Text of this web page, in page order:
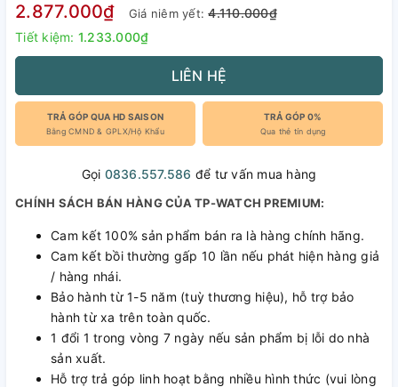
2.877.000₫ Giá niêm yết:4.110.000₫
Tiết kiệm: 1.233.000₫
LIÊN HỆ
TRẢ GÓP QUA HD SAISON
Bằng CMND & GPLX/Hộ Khẩu
TRẢ GÓP 0%
Qua thẻ tín dụng
Gọi 0836.557.586 để tư vấn mua hàng
CHÍNH SÁCH BÁN HÀNG CỦA TP-WATCH PREMIUM:
Cam kết 100% sản phẩm bán ra là hàng chính hãng.
Cam kết bồi thường gấp 10 lần nếu phát hiện hàng giả
/ hàng nhái.
Bảo hành từ 1-5 năm (tuỳ thương hiệu), hỗ trợ bảo
hành từ xa trên toàn quốc.
1 đổi 1 trong vòng 7 ngày nếu sản phẩm bị lỗi do nhà
sản xuất.
Hỗ trợ trả góp linh hoạt bằng nhiều hình thức (vui lòng